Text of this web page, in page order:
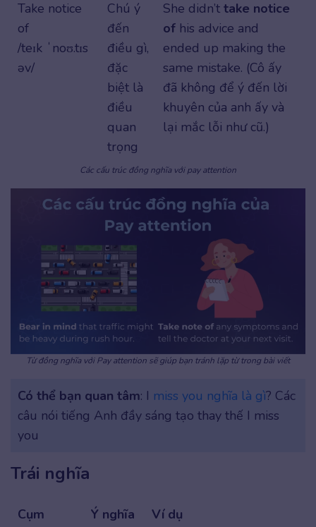
Take notice
of
/teɪk ˈnoʊ.tɪs
əv/
Chú ý
đến
điều gì,
đặc
biệt là
điều
quan
trọng
She didn’t take notice
of his advice and
ended up making the
same mistake. (Cô ấy
đã không để ý đến lời
khuyên của anh ấy và
lại mắc lỗi như cũ.)
Các cấu trúc đồng nghĩa với pay attention
Từ đồng nghĩa với Pay attention sẽ giúp bạn tránh lặp từ trong bài viết
Có thể bạn quan tâm: I miss you nghĩa là gì? Các
câu nói tiếng Anh đầy sáng tạo thay thế I miss
you
Trái nghĩa
Cụm
Ý nghĩa Ví dụ